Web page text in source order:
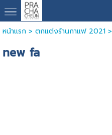
หน้าแรก> ตกแต่งร้านกาแฟ 2021>
new fa